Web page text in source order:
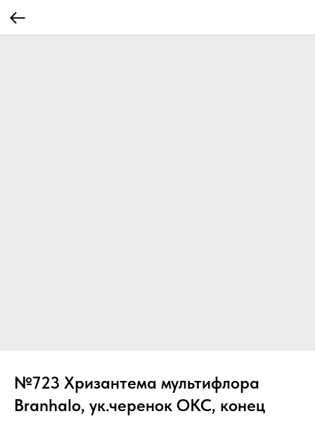
№723 Хризантема мультифлора
Branhalo, ук.черенок ОКС, конец